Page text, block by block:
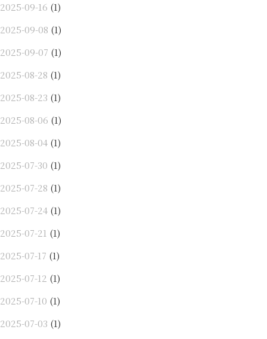
2025-09-16 (1)
2025-09-08 (1)
2025-09-07 (1)
2025-08-28 (1)
2025-08-23 (1)
2025-08-06 (1)
2025-08-04 (1)
2025-07-30 (1)
2025-07-28 (1)
2025-07-24 (1)
2025-07-21 (1)
2025-07-17 (1)
2025-07-12 (1)
2025-07-10 (1)
2025-07-03 (1)